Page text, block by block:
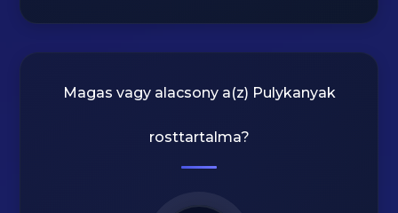
Magas vagy alacsony a(z) Pulykanyak
rosttartalma?